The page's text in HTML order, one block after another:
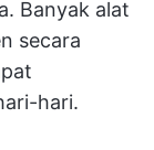
Banyak alat
secara
hari.